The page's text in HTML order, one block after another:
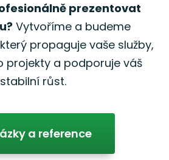
prezentovat
Vytvoříme a budeme
propaguje vaše služby,
projekty a podporuje váš
stabilní růst.
a reference